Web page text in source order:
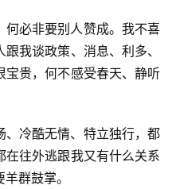
何必非要别人赞成。我不喜
我谈政策、消息、利多、
宝贵，何不感受春天、静听
、冷酷无情、特立独行，都
往外逃跟我又有什么关系
群鼓掌。